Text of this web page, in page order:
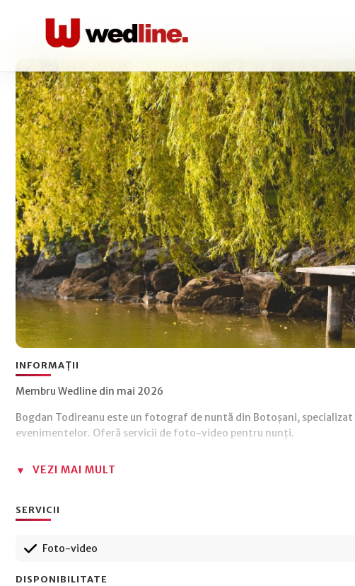
/ Foto-video / Bogdan Todireanu - Fotograf de nunta
INFORMAȚII
Membru Wedline din mai 2026
Bogdan Todireanu este un fotograf de nuntă din Botoșani,
evenimentelor. Oferă servicii de foto-video pentru nunți.
VEZI MAI MULT
SERVICII
Foto-video
DISPONIBILITATE